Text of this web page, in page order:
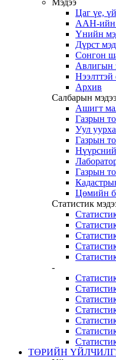
Мэдээ
Цаг үе,
ААН-ийн
Үнийн
Дүрст
Сонгон
Авлигын
Нээлттэй
Архив
Салбарын
Ашигт
Газрын
Уул
Газрын
Газрын
Цөмийн
Статистик
-
ТӨРИЙН